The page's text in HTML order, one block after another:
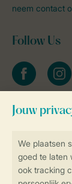
Veilig en
neem contact
Follow Us
facebook
Blijf op de